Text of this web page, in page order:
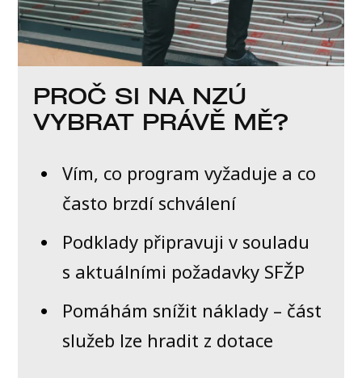
PROČ SI NA NZÚ
VYBRAT PRÁVĚ MĚ?
Vím, co program vyžaduje a co
často brzdí schválení
Podklady připravuji v souladu
s aktuálními požadavky SFŽP
Pomáhám snížit náklady – část
služeb lze hradit z dotace